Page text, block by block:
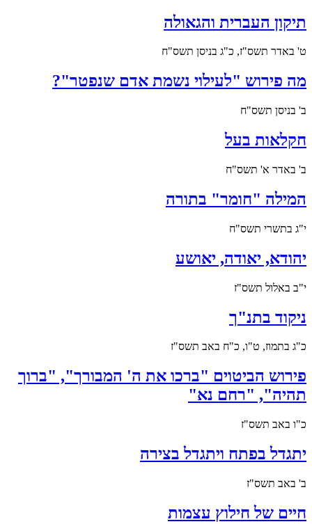
תיקון העברית והגאולה
ט' באדר תשס"ז, כ"ג בניסן תשס"ח
מה פירוש "לעילוי נשמת אדם שנפטר"?
ב' בניסן תשס"ח
חקלאות בעל
ב' באדר א' תשס"ח
המילה "חומר" בתורה
י"ג בתשרי תשס"ח
יהודא, יאודה, יאושע
י"ב באלול תשס"ז
ניקוד בתנ"ך
כ"ג בתמוז, ט"ו, כ"ח באב תשס"ז
פירוש הביטוים "ברכו את ה' המבורך", "ברוך
תהיה", "רחם נא"
כ"ו באב תשס"ז
יתגדל בפתח ויתגדל בצירה
ב' באב תשס"ז
חיים של חילוץ עצמות